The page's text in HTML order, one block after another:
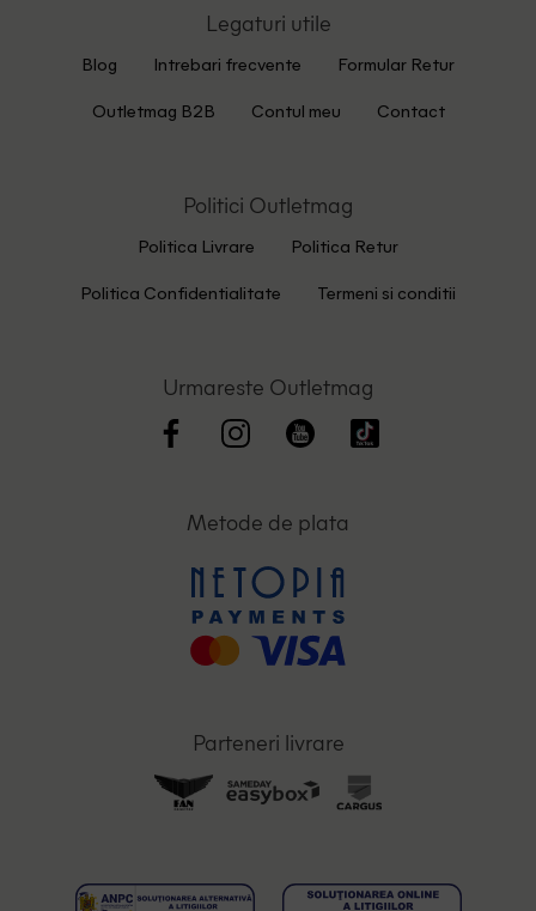
Legaturi utile
Blog Intrebari frecvente Formular Retur
Outletmag B2B Contul meu Contact
Politici Outletmag
Politica Livrare Politica Retur
Politica Confidentialitate Termeni si conditii
Urmareste Outletmag
Metode de plata
Parteneri livrare